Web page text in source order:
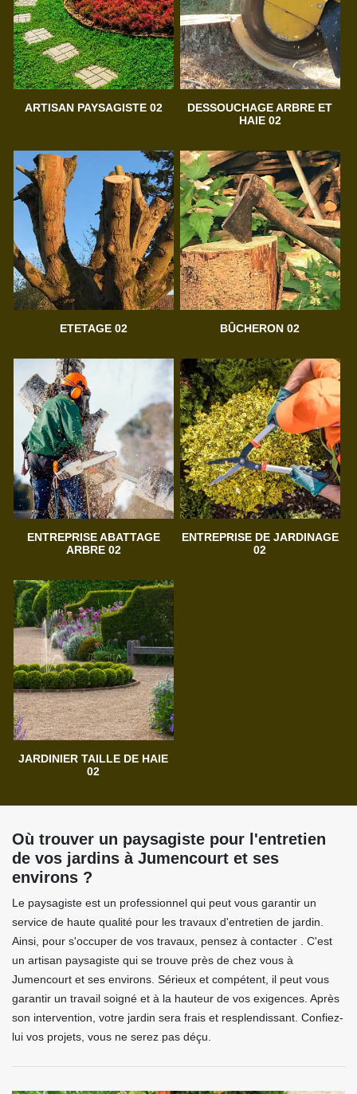
ARTISAN PAYSAGISTE 02
DESSOUCHAGE ARBRE ET
HAIE 02
ETETAGE 02 BÛCHERON 02
ENTREPRISE ABATTAGE
ARBRE 02
ENTREPRISE DE JARDINAGE
02
JARDINIER TAILLE DE HAIE
02
Où trouver un paysagiste pour l'entretien
de vos jardins à Jumencourt et ses
environs ?
Le paysagiste est un professionnel qui peut vous garantir un
service de haute qualité pour les travaux d'entretien de jardin.
Ainsi, pour s'occuper de vos travaux, pensez à contacter . C'est
un artisan paysagiste qui se trouve près de chez vous à
Jumencourt et ses environs. Sérieux et compétent, il peut vous
garantir un travail soigné et à la hauteur de vos exigences. Après
son intervention, votre jardin sera frais et resplendissant. Confiez-
lui vos projets, vous ne serez pas déçu.